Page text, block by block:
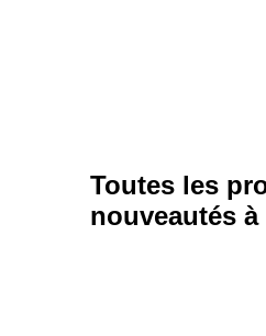
Toutes les
nouveautés